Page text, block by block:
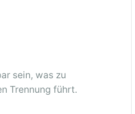
sein, was zu
Trennung führt.